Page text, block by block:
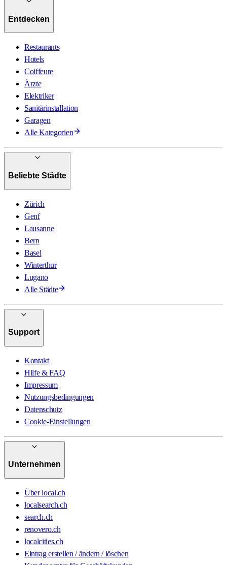
Entdecken
Restaurants
Hotels
Coiffeure
Ärzte
Elektriker
Sanitärinstallation
Garagen
Alle Kategorien
Beliebte Städte
Zürich
Genf
Lausanne
Bern
Basel
Winterthur
Lugano
Alle Städte
Support
Kontakt
Hilfe & FAQ
Impressum
Nutzungsbedingungen
Datenschutz
Cookie-Einstellungen
Unternehmen
Über local.ch
localsearch.ch
search.ch
renovero.ch
localcities.ch
Eintrag erstellen / ändern / löschen